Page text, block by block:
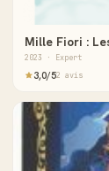
Mille Fiori :
2023 · Expert
3,0/52 avis